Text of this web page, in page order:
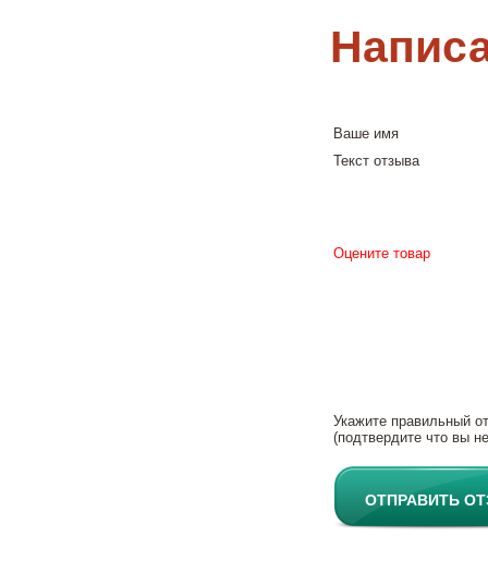
Ваше имя
Текст отзыва
Оцените товар
Укажите правильный
(подтвердите что вы
ОТПРАВИТЬ